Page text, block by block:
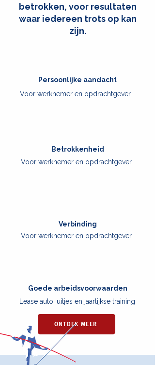
betrokken, voor resultaten
waar iedereen trots op kan
zijn.
Persoonlijke aandacht
Voor werknemer en opdrachtgever.
Betrokkenheid
Voor werknemer en opdrachtgever.
Verbinding
Voor werknemer en opdrachtgever.
Goede arbeidsvoorwaarden
Lease auto, uitjes en jaarlijkse training
ONTDEK MEER